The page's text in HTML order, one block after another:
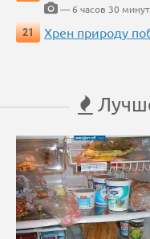
— 6 часов 30
21
Хрен природу